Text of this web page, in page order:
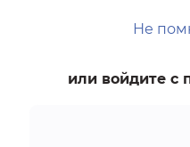
Не
или войдите с